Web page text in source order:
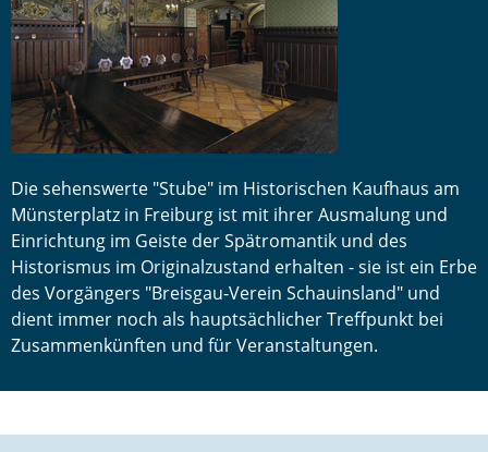
Die sehenswerte "Stube" im Historischen Kaufhaus am
Münsterplatz in Freiburg ist mit ihrer Ausmalung und
Einrichtung im Geiste der Spätromantik und des
Historismus im Originalzustand erhalten - sie ist ein Erbe
des Vorgängers "Breisgau-Verein Schauinsland" und
dient immer noch als hauptsächlicher Treffpunkt bei
Zusammenkünften und für Veranstaltungen.